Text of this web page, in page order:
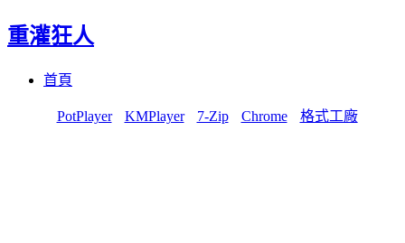
重灌狂人
首頁
PotPlayer KMPlayer 7-Zip Chrome 格式工廠